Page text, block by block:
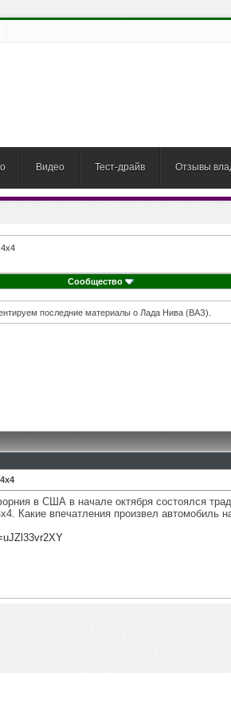
Видео Тест-драйв Отзывы
Сообщество
последние материалы о Лада Нива (ВАЗ).
в США в начале октября состоялся
Какие впечатления произвел